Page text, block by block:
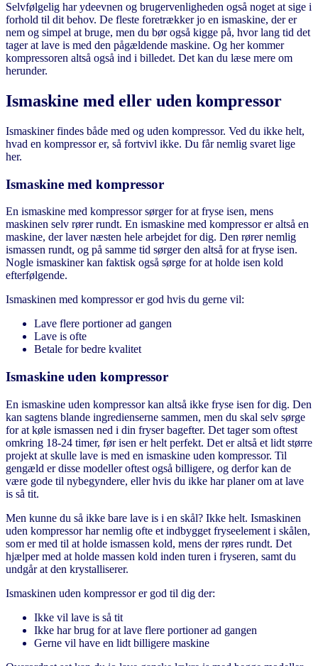
Selvfølgelig har ydeevnen og brugervenligheden også noget at sige i
forhold til dit behov. De fleste foretrækker jo en ismaskine, der er
nem og simpel at bruge, men du bør også kigge på, hvor lang tid det
tager at lave is med den pågældende maskine. Og her kommer
kompressoren altså også ind i billedet. Det kan du læse mere om
herunder.
Ismaskine med eller uden kompressor
Ismaskiner findes både med og uden kompressor. Ved du ikke helt,
hvad en kompressor er, så fortvivl ikke. Du får nemlig svaret lige
her.
Ismaskine med kompressor
En ismaskine med kompressor sørger for at fryse isen, mens
maskinen selv rører rundt. En ismaskine med kompressor er altså en
maskine, der laver næsten hele arbejdet for dig. Den rører nemlig
ismassen rundt, og på samme tid sørger den altså for at fryse isen.
Nogle ismaskiner kan faktisk også sørge for at holde isen kold
efterfølgende.
Ismaskinen med kompressor er god hvis du gerne vil:
Lave flere portioner ad gangen
Lave is ofte
Betale for bedre kvalitet
Ismaskine uden kompressor
En ismaskine uden kompressor kan altså ikke fryse isen for dig. Den
kan sagtens blande ingredienserne sammen, men du skal selv sørge
for at køle ismassen ned i din fryser bagefter. Det tager som oftest
omkring 18-24 timer, før isen er helt perfekt. Det er altså et lidt større
projekt at skulle lave is med en ismaskine uden kompressor. Til
gengæld er disse modeller oftest også billigere, og derfor kan de
være gode til nybegyndere, eller hvis du ikke har planer om at lave
is så tit.
Men kunne du så ikke bare lave is i en skål? Ikke helt. Ismaskinen
uden kompressor har nemlig ofte et indbygget fryseelement i skålen,
som er med til at holde ismassen kold, mens der røres rundt. Det
hjælper med at holde massen kold inden turen i fryseren, samt du
undgår at den krystalliserer.
Ismaskinen uden kompressor er god til dig der:
Ikke vil lave is så tit
Ikke har brug for at lave flere portioner ad gangen
Gerne vil have en lidt billigere maskine